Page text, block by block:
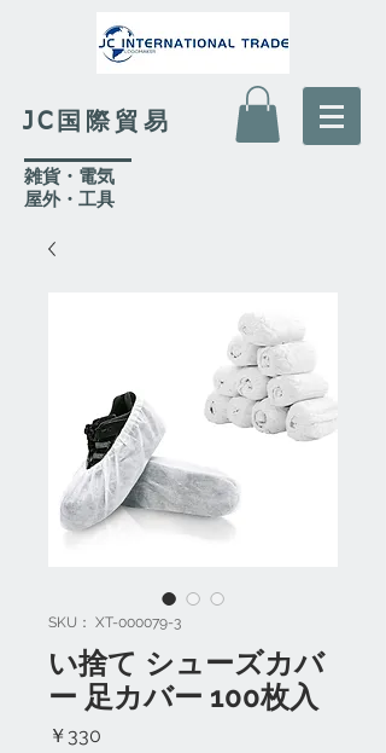
JC国際貿易
​雑貨・電気
​屋外・工具
SKU： XT-000079-3
い捨て シューズカバ
ー 足カバー 100枚入
￥330